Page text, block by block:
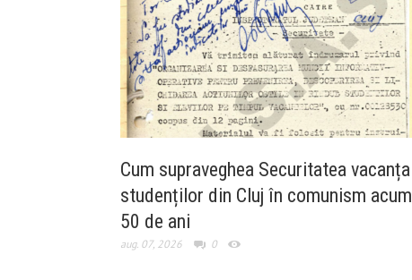
Cum supraveghea Securitatea vacanța
studenților din Cluj în comunism acum
50 de ani
aug. 07, 2026 0